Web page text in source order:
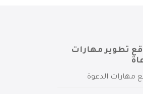
تطوير مهارات
مهارات الدعوة